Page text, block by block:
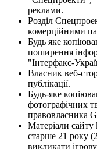
реклами.
Розділ
комерційними
Будь яке
поширення
"Інтерфакс-
Власник веб-
публікації.
Будь-яке
фотографічних
правовласника
Матеріали сайту
старше 21 року
викликати